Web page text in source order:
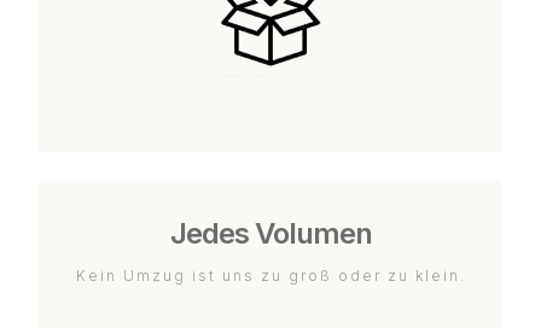
Jedes Volumen
Kein Umzug ist uns zu groß oder zu klein.